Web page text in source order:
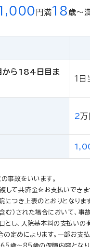
円満18 歳〜
から184日目ま
１日
2万
事故をいいます。
して共済金をお支払いできま
つき上表のとおりとなります
む）された場合において、
とし、入院基本料の支払い
定めによります。一部お支